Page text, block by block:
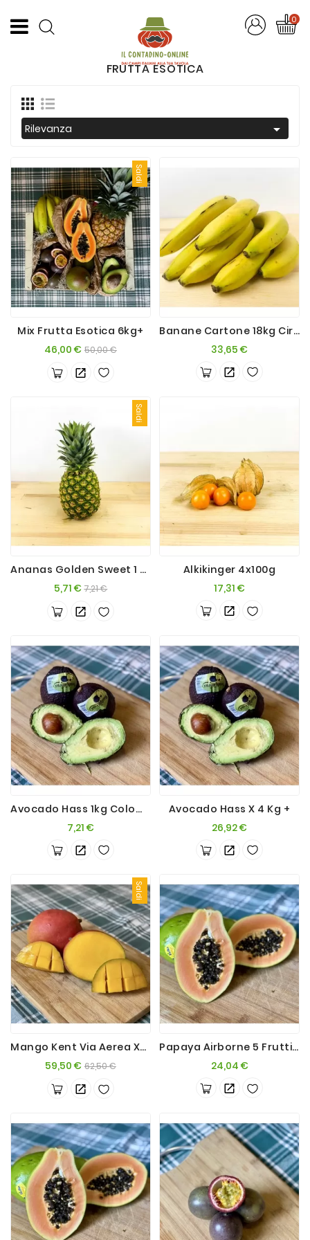
Frutta
Verdura
E
Salumi
Succhi
Di
Frutta
Pasta
Artigianale
Passate
0
FRUTTA ESOTICA
Rilevanza 
Saldi
Mix Frutta Esotica 6kg+
46,00 € Prezzo
50,00 €Prezzo
Banane Cartone 18kg Circa
33,65 €Prezzo
Saldi
Ananas Golden Sweet 1 Frutto (2kg Ca.)
5,71 €Prezzo
7,21 €Prezzo
Alkikinger 4x100g
17,31 €Prezzo
Avocado Hass 1kg Colombia (ready To Eat)
7,21 €Prezzo
Avocado Hass X 4 Kg +
26,92 €Prezzo
Saldi
Mango Kent Via Aerea X4kg Perù
59,50 € Prezzo
62,50 €Prezzo
Papaya Airborne 5 Frutti Brasil
24,04 €Prezzo